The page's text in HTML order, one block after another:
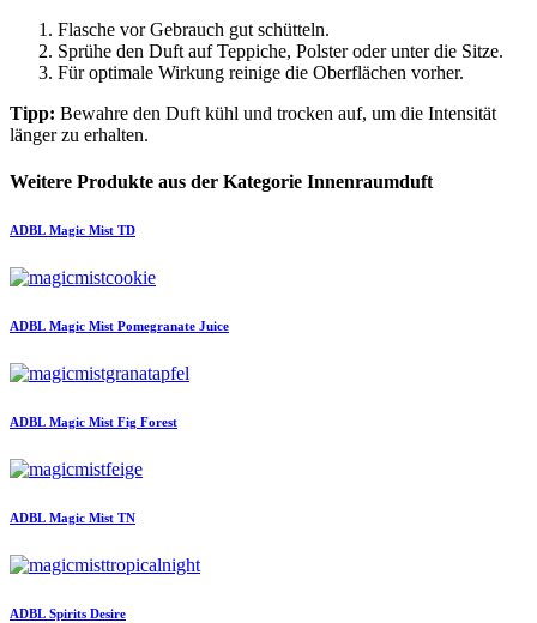
Flasche vor Gebrauch gut schütteln.
Sprühe den Duft auf Teppiche, Polster oder unter die Sitze.
Für optimale Wirkung reinige die Oberflächen vorher.
Tipp: Bewahre den Duft kühl und trocken auf, um die Intensität
länger zu erhalten.
Weitere Produkte aus der Kategorie Innenraumduft
ADBL Magic Mist TD
ADBL Magic Mist Pomegranate Juice
ADBL Magic Mist Fig Forest
ADBL Magic Mist TN
ADBL Spirits Desire